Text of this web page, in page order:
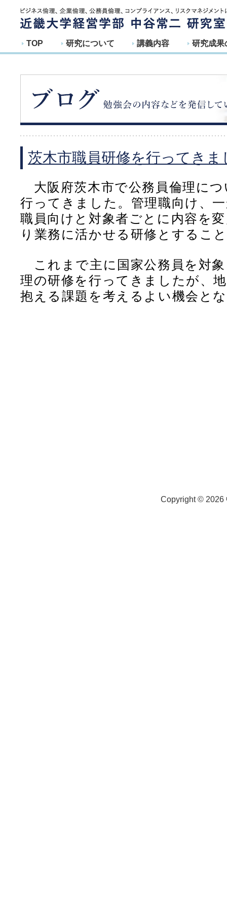
TOP 研究について 講義内容 研究成果
茨木市職員研修を行ってきま
大阪府茨木市で公務員倫理に
行ってきました。管理職向け、
職員向けと対象者ごとに内容を
り業務に活かせる研修とするこ
これまで主に国家公務員を対
理の研修を行ってきましたが、
抱える課題を考えるよい機会と
Copyright © 2026